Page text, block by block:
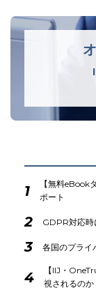
1
【無料eBook
ポート
2 GDPR対応時
3 各国のプライ
4
【IIJ・
視されるの